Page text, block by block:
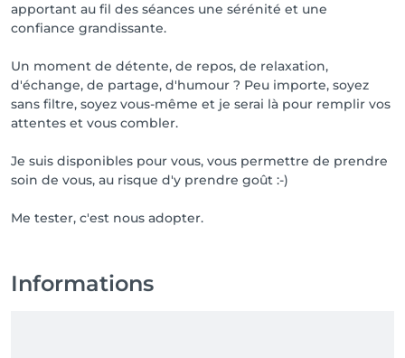
apportant au fil des séances une sérénité et une
confiance grandissante.
Un moment de détente, de repos, de relaxation,
d'échange, de partage, d'humour ? Peu importe, soyez
sans filtre, soyez vous-même et je serai là pour remplir vos
attentes et vous combler.
Je suis disponibles pour vous, vous permettre de prendre
soin de vous, au risque d'y prendre goût :-)
Me tester, c'est nous adopter.
Informations